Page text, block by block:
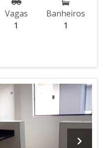
Vagas
1
Banheiros
1